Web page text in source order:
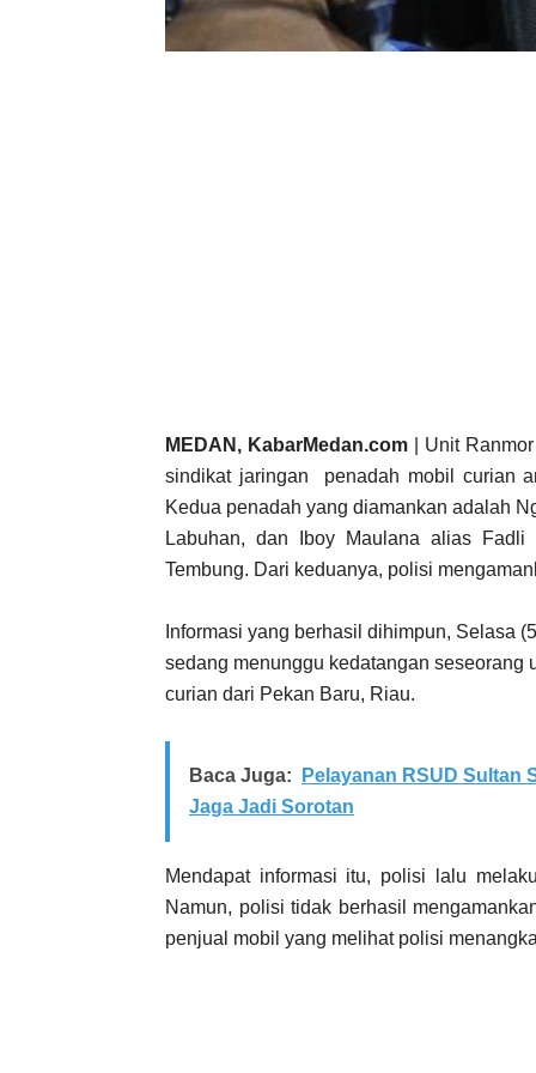
MEDAN, KabarMedan.com | Unit
sindikat jaringan penadah mobil curian
Kedua penadah yang diamankan adalah
Labuhan, dan Iboy Maulana alias
Tembung. Dari keduanya, polisi
Informasi yang berhasil dihimpun, Selasa
sedang menunggu kedatangan
curian dari Pekan Baru, Riau.
Baca Juga:
Pelayanan RSUD Sultan
Jaga Jadi Sorotan
Mendapat informasi itu, polisi lalu
Namun, polisi tidak berhasil
penjual mobil yang melihat polisi